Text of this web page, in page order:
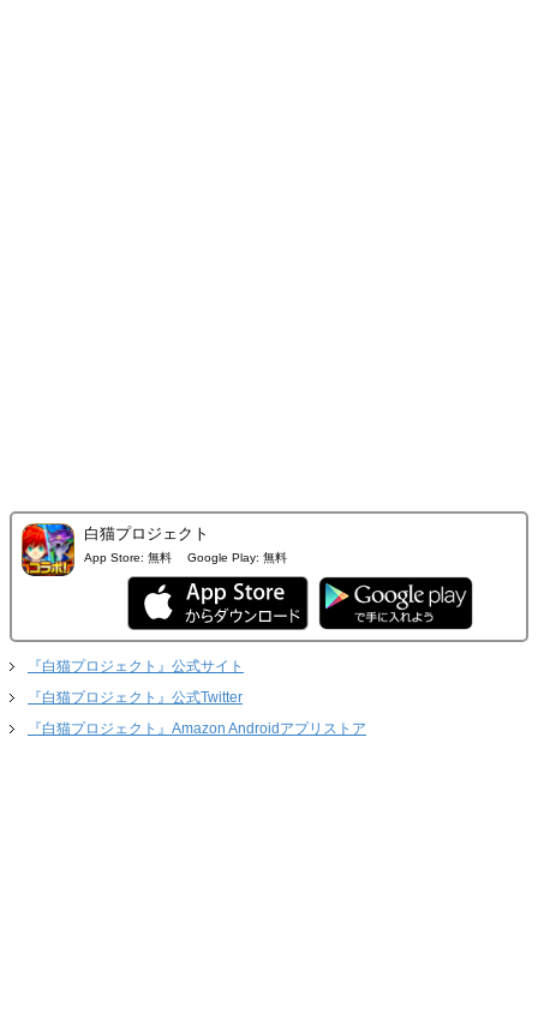
白猫プロジェクト
App Store: 無料 Google Play: 無料
『白猫プロジェクト』公式サイト
『白猫プロジェクト』公式Twitter
『白猫プロジェクト』Amazon Androidアプリストア